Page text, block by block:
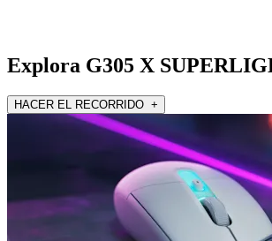
Explora G305 X
HACER EL RECORRIDO +